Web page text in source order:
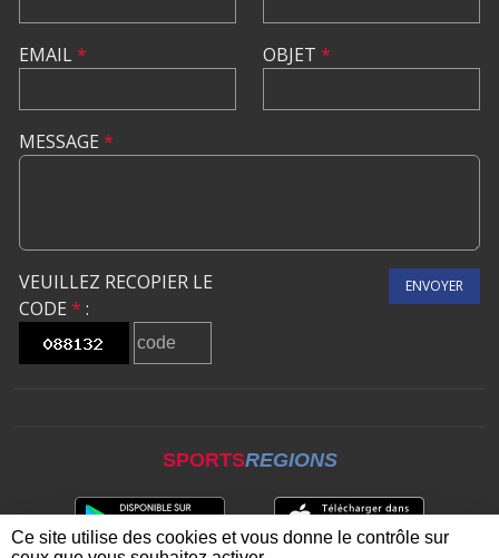
EMAIL* OBJET *
MESSAGE *
VEUILLEZ RECOPIER LE
CODE * :
ENVOYER
SPORTSREGIONS
Ce site utilise des cookies et vous donne le contrôle sur